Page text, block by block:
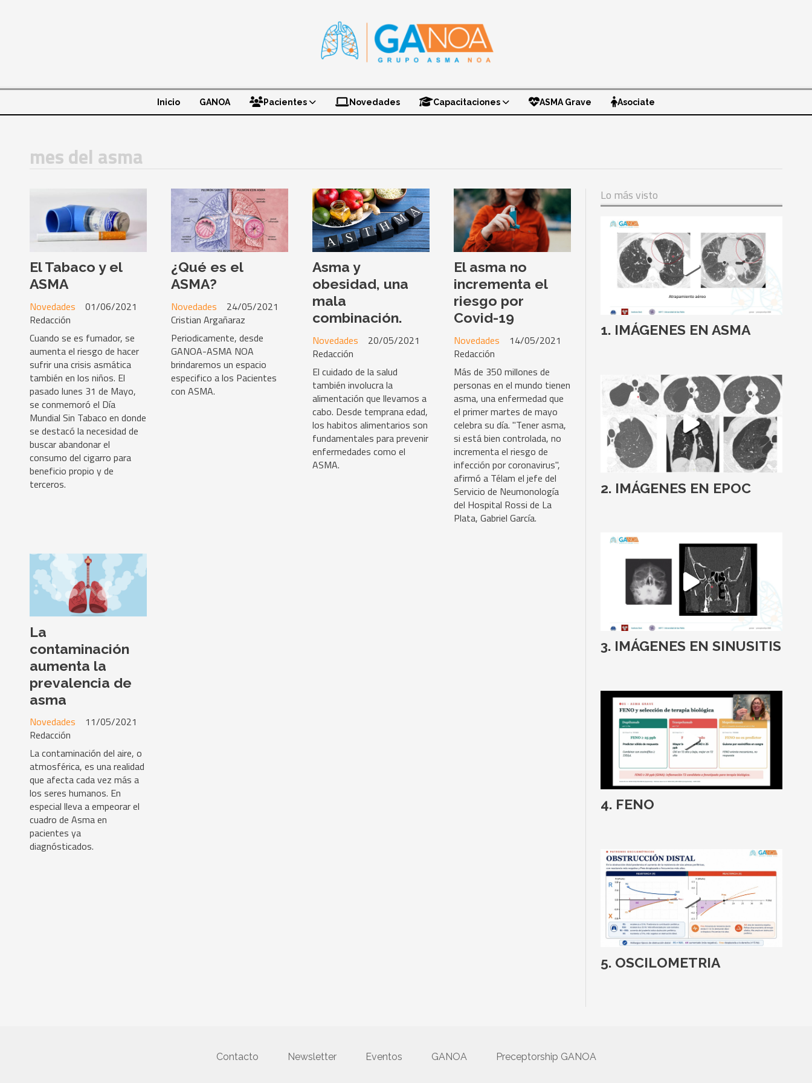
Inicio GANOA Pacientes Novedades Capacitaciones ASMA Grave Asociate
mes del asma
El Tabaco y el
ASMA
Redacción
Novedades 01/06/2021
Cuando se es fumador, se
aumenta el riesgo de hacer
sufrir una crisis asmática
también en los niños. El
pasado lunes 31 de Mayo,
se conmemoró el Día
Mundial Sin Tabaco en donde
se destacó la necesidad de
buscar abandonar el
consumo del cigarro para
beneficio propio y de
terceros.
¿Qué es el
ASMA?
Cristian Argañaraz
Novedades 24/05/2021
Periodicamente, desde
GANOA-ASMA NOA
brindaremos un espacio
especifico a los Pacientes
con ASMA.
Asma y
obesidad, una
mala
combinación.
Redacción
Novedades 20/05/2021
El cuidado de la salud
también involucra la
alimentación que llevamos a
cabo. Desde temprana edad,
los habitos alimentarios son
fundamentales para prevenir
enfermedades como el
ASMA.
El asma no
incrementa el
riesgo por
Covid-19
Redacción
Novedades 14/05/2021
Más de 350 millones de
personas en el mundo tienen
asma, una enfermedad que
el primer martes de mayo
celebra su día. "Tener asma,
si está bien controlada, no
incrementa el riesgo de
infección por coronavirus",
afirmó a Télam el jefe del
Servicio de Neumonología
del Hospital Rossi de La
Plata, Gabriel García.
La
contaminación
aumenta la
prevalencia de
asma
Redacción
Novedades 11/05/2021
La contaminación del aire, o
atmosférica, es una realidad
que afecta cada vez más a
los seres humanos. En
especial lleva a empeorar el
cuadro de Asma en
pacientes ya
diagnósticados.
Lo más visto
IMÁGENES EN ASMA
IMÁGENES EN EPOC
IMÁGENES EN SINUSITIS
FENO
OSCILOMETRIA
Contacto Newsletter Eventos GANOA Preceptorship GANOA